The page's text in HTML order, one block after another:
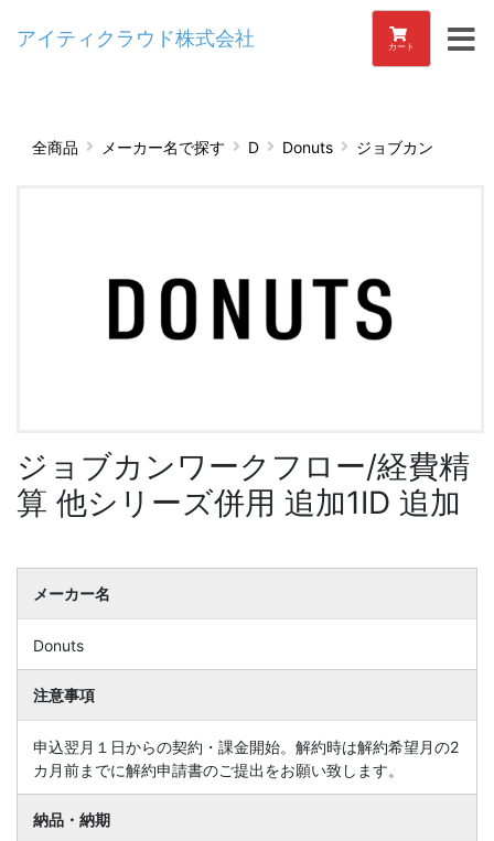
アイティクラウド株式会社 カート
全商品 メーカー名で探す D Donuts ジョブカン
ジョブカンワークフロー/経費精
算 他シリーズ併用 追加1ID 追加
メーカー名
Donuts
注意事項
申込翌月１日からの契約・課金開始。解約時は解約希望月の2
カ月前までに解約申請書のご提出をお願い致します。
納品・納期